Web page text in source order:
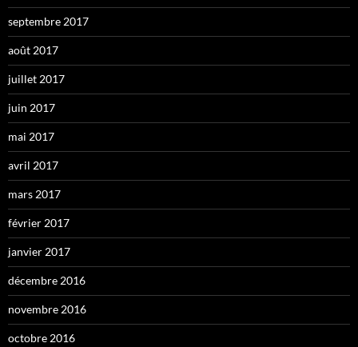
septembre 2017
août 2017
juillet 2017
juin 2017
mai 2017
avril 2017
mars 2017
février 2017
janvier 2017
décembre 2016
novembre 2016
octobre 2016